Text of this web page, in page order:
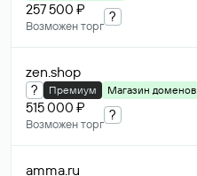
257 500 ₽
Возможен торг
?
zen.shop
? Премиум Магазин доменов
515 000 ₽
Возможен торг
?
amma.ru